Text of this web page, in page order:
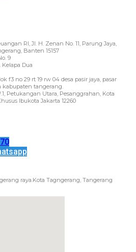
RI, Jl. H. Zenan No. 11, Parung Jaya,
Banten 15157
9
Dua
f3 no 29 rt 19 rw 04 desa pasir jaya, pasar
tangerang.
Petukangan Utara, Pesanggrahan, Kota
Ibukota Jakarta 12260
raya.Kota Tagngerang, Tangerang